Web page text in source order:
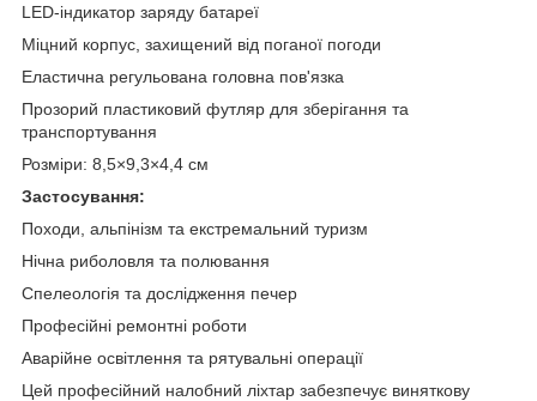
LED-індикатор заряду батареї
Міцний корпус, захищений від поганої погоди
Еластична регульована головна пов'язка
Прозорий пластиковий футляр для зберігання та
транспортування
Розміри: 8,5×9,3×4,4 см
Застосування:
Походи, альпінізм та екстремальний туризм
Нічна риболовля та полювання
Спелеологія та дослідження печер
Професійні ремонтні роботи
Аварійне освітлення та рятувальні операції
Цей професійний налобний ліхтар забезпечує виняткову